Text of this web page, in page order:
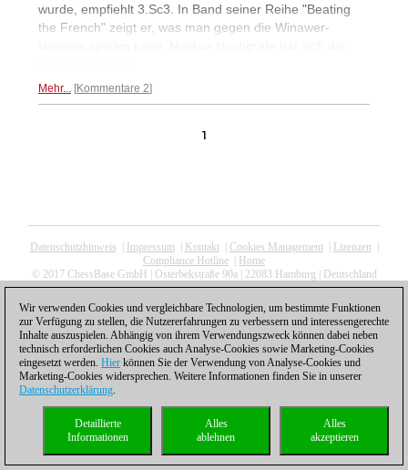
wurde, empfiehlt 3.Sc3. In Band seiner Reihe "Beating
the French" zeigt er, was man gegen die Winawer-
Mehr... Kommentare 2
1
Datenschutzhinweis Impressum| Kontakt| Cookies Management| Lizenzen
Compliance Hotline
Home
© 2017 ChessBase GmbH | Osterbekstraße 90a | 22083 Hamburg | Deutschland
coldest news
Wir verwenden Cookies und vergleichbare Technologien, um bestimmte Funktionen
zur Verfügung zu stellen, die Nutzererfahrungen zu verbessern und interessengerechte
Inhalte auszuspielen. Abhängig von ihrem Verwendungszweck können dabei neben
technisch erforderlichen Cookies auch Analyse-Cookies sowie Marketing-Cookies
eingesetzt werden. Hier können Sie der Verwendung von Analyse-Cookies und
Marketing-Cookies widersprechen. Weitere Informationen finden Sie in unserer
Datenschutzerklärung.
Alles
akzeptieren
Alles
ablehnen
Detaillierte
Informationen